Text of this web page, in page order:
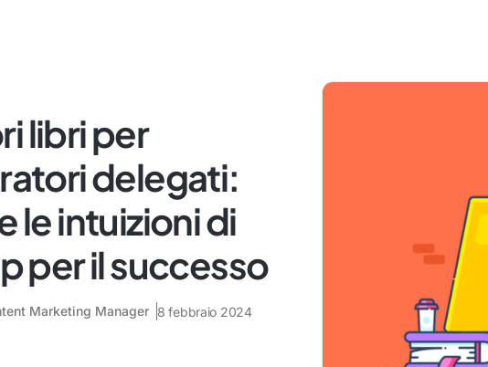
libri per
delegati:
le intuizioni di
per il successo
Marketing Manager 8 febbraio 2024